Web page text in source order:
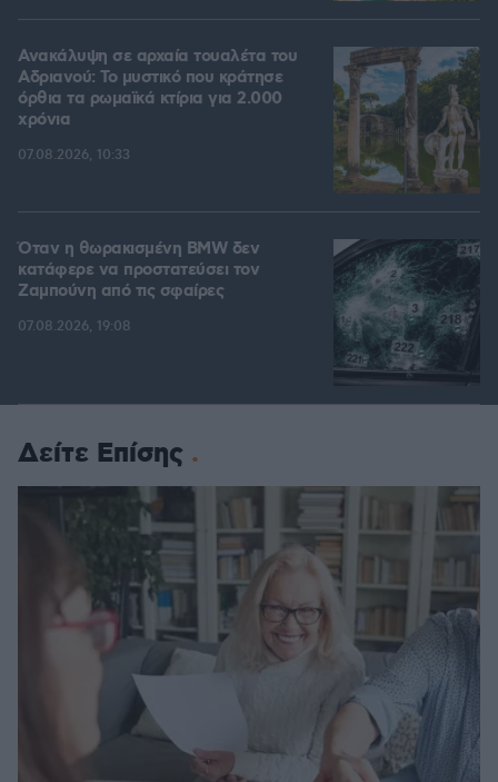
Ανακάλυψη σε αρχαία τουαλέτα του
Αδριανού: Το μυστικό που κράτησε
όρθια τα ρωμαϊκά κτίρια για 2.000
χρόνια
07.08.2026, 10:33
Όταν η θωρακισμένη BMW δεν
κατάφερε να προστατεύσει τον
Ζαμπούνη από τις σφαίρες
07.08.2026, 19:08
Δείτε Επίσης